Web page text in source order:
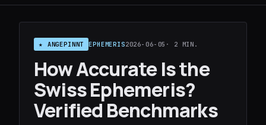
★ ANGEPINNT EPHEMERIS2026-06-05 · 2 MIN.
How Accurate Is the
Swiss Ephemeris?
Verified Benchmarks